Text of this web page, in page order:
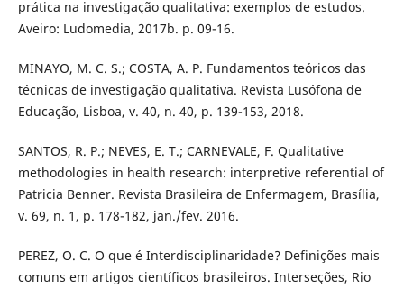
prática na investigação qualitativa: exemplos de estudos.
Aveiro: Ludomedia, 2017b. p. 09-16.
MINAYO, M. C. S.; COSTA, A. P. Fundamentos teóricos das
técnicas de investigação qualitativa. Revista Lusófona de
Educação, Lisboa, v. 40, n. 40, p. 139-153, 2018.
SANTOS, R. P.; NEVES, E. T.; CARNEVALE, F. Qualitative
methodologies in health research: interpretive referential of
Patricia Benner. Revista Brasileira de Enfermagem, Brasília,
v. 69, n. 1, p. 178-182, jan./fev. 2016.
PEREZ, O. C. O que é Interdisciplinaridade? Definições mais
comuns em artigos científicos brasileiros. Interseções, Rio